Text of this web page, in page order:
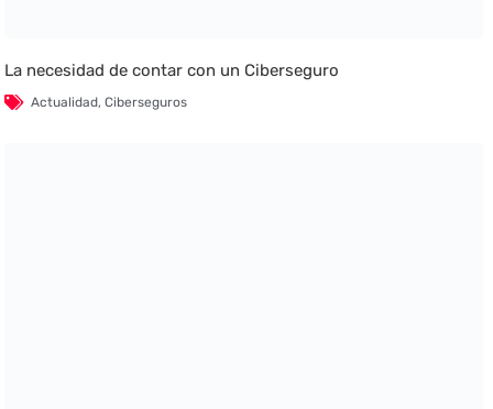
La necesidad de contar con un Ciberseguro
Actualidad,Ciberseguros